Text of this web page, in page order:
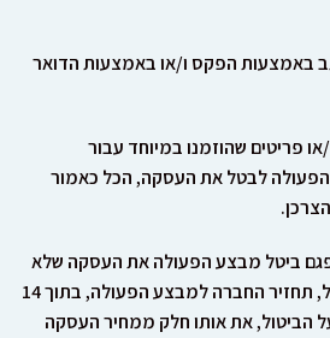
באמצעות הפקס ו/או באמצעות הדואר
פריטים שהוזמנו במיוחד עבור
לבטל את העסקה, הכל כאמור
ביטל מבצע הפעולה את העסקה שלא
הביטול, את אותו חלק ממחיר העסקה